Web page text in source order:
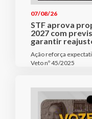
07/08/26
STF aprova
2027 com
garantir
Ação reforça
Veto nº 45/2025